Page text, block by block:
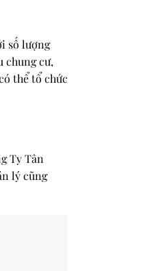
số lượng
chung cư,
thể tổ chức
Ty Tân
lý cũng